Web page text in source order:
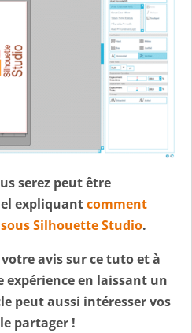
serez peut être
expliquantcomment
Silhouette Studio.
avis sur ce tuto et à
en laissant un
peut aussi intéresser vos
partager !